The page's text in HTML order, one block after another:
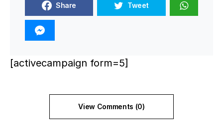
Share Tweet
[activecampaign form=5]
View Comments (0)